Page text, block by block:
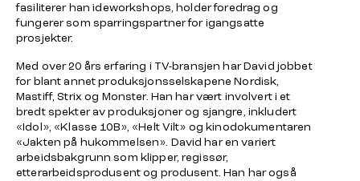
fasiliterer han ideworkshops, holder foredrag og
fungerer som sparringspartner for igangsatte
prosjekter.
Med over 20 års erfaring i TV-bransjen har David jobbet
for blant annet produksjonsselskapene Nordisk,
Mastiff, Strix og Monster. Han har vært involvert i et
bredt spekter av produksjoner og sjangre, inkludert
«Idol», «Klasse 10B», «Helt Vilt» og kinodokumentaren
«Jakten på hukommelsen». David har en variert
arbeidsbakgrunn som klipper, regissør,
etterarbeidsprodusent og produsent. Han har også